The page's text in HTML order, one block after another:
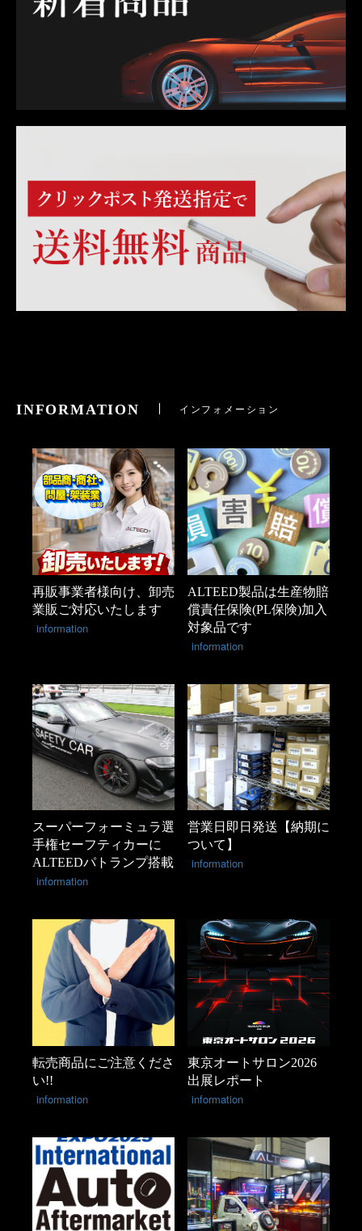
INFORMATION インフォメーション
再販事業者様向け、卸売
業販ご対応いたします
information
ALTEED製品は生産物賠
償責任保険(PL保険)加入
対象品です
information
スーパーフォーミュラ選
手権セーフティカーに
ALTEEDパトランプ搭載
information
営業日即日発送【納期に
ついて】
information
転売商品にご注意くださ
い!!
information
東京オートサロン2026
出展レポート
information